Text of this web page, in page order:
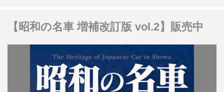
【昭和の名車 増補改訂版 vol.2】販売中